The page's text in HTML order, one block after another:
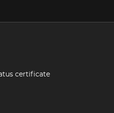
certificate